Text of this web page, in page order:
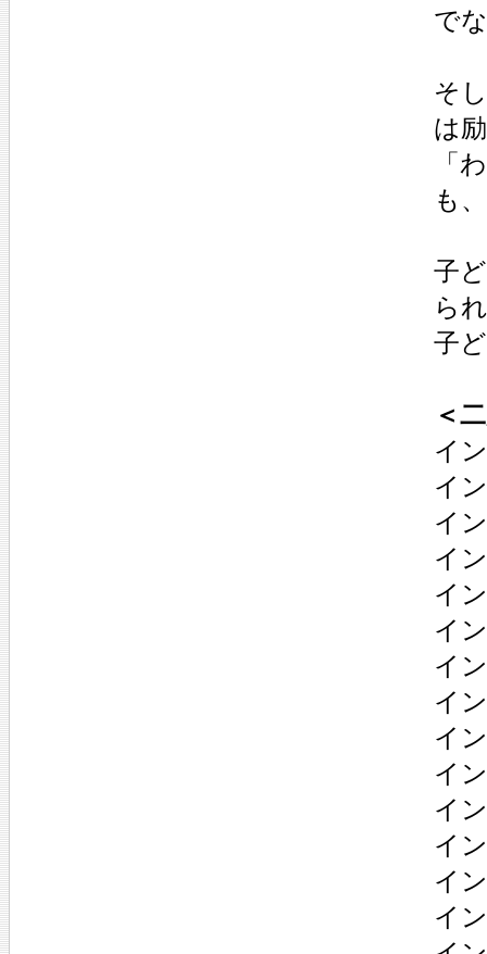
で
そ
は
「
も
子
ら
子
＜
イ
イ
イ
イ
イ
イ
イ
イ
イ
イ
イ
イ
イ
イ